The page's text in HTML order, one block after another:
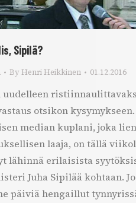
Sipilä?
By Henri Heikkinen 01.12.2016
uudelleen
otsikon kysymykseen.
median kuplani, joka
laaja, on tällä
lähinnä erilaisista
Juha Sipilää kohtaan.
päiviä hengaillut